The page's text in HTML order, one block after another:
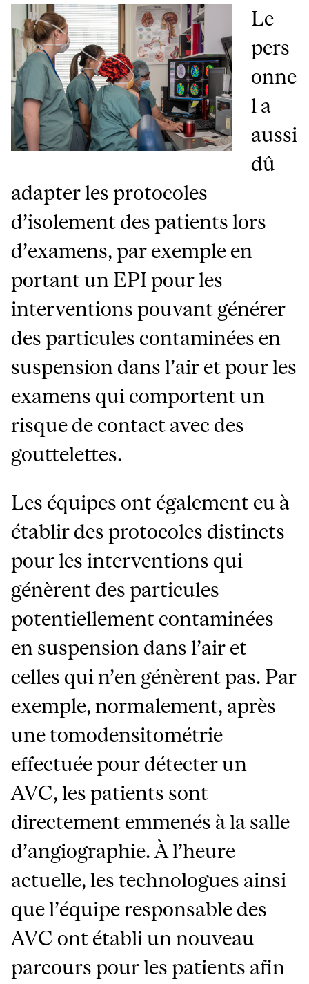
Le
pers
onne
l a
aussi
dû
adapter les protocoles
d’isolement des patients lors
d’examens, par exemple en
portant un EPI pour les
interventions pouvant générer
des particules contaminées en
suspension dans l’air et pour les
examens qui comportent un
risque de contact avec des
gouttelettes.
Les équipes ont également eu à
établir des protocoles distincts
pour les interventions qui
génèrent des particules
potentiellement contaminées
en suspension dans l’air et
celles qui n’en génèrent pas. Par
exemple, normalement, après
une tomodensitométrie
effectuée pour détecter un
AVC, les patients sont
directement emmenés à la salle
d’angiographie. À l’heure
actuelle, les technologues ainsi
que l’équipe responsable des
AVC ont établi un nouveau
parcours pour les patients afin